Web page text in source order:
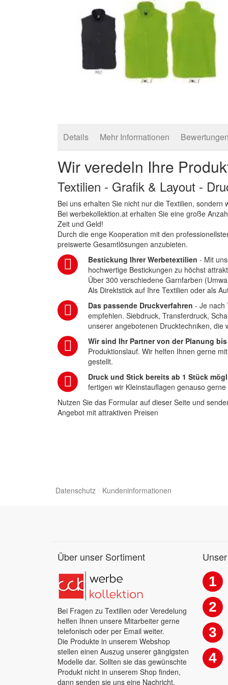
Details Mehr Informationen Bewertungen
Wir veredeln Ihre
Textilien - Grafik & Layout -
Bei uns erhalten Sie nicht nur die Textilien,
Bei werbekollektion.at erhalten Sie eine große
Zeit und Geld!
Durch die enge Kooperation mit den
preiswerte Gesamtlösungen anzubieten.
Bestickung Ihrer Werbetextilien - Mit
hochwertige Bestickungen zu höchst
Über 300 verschiedene Garnfarben
Als Direktstick auf Ihre Textilien oder als
Das passende Druckverfahren - Je nach
empfehlen. Siebdruck, Transferdruck,
unserer angebotenen Drucktechniken,
Wir sind Ihr Partner von der Planung
Produktionslauf. Wir helfen Ihnen gerne
gestellt.
Druck und Stick bereits ab 1 Stück
fertigen wir Kleinstauflagen genauso
Nutzen Sie das Formular auf dieser Seite und
Angebot mit attraktiven Preisen
Datenschutz Kundeninformationen
Über unser Sortiment
Bei Fragen zu Textilien oder Veredelung
helfen Ihnen unsere Mitarbeiter gerne
telefonisch oder per Email weiter.
Die Produkte in unserem Webshop
stellen einen Auszug unserer gängigsten
Modelle dar. Sollten sie das gewünschte
Produkt nicht in unserem Shop finden,
dann senden sie uns eine Nachricht.
1
2
3
4